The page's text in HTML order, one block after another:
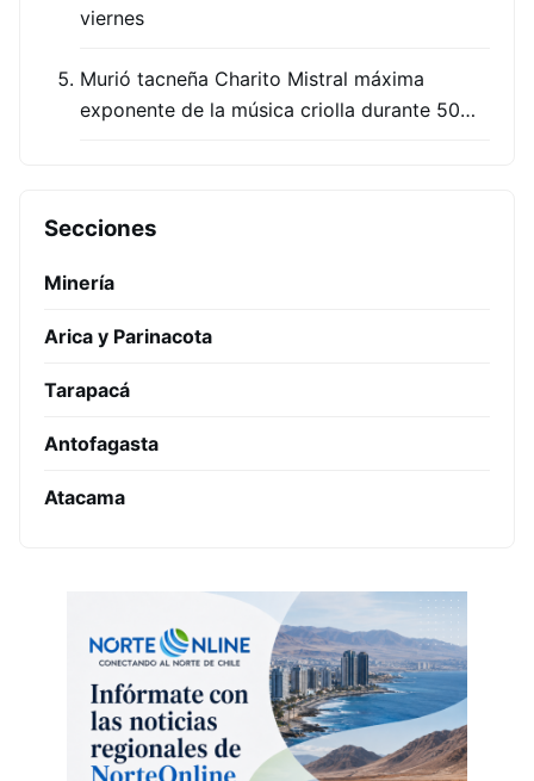
viernes
Murió tacneña Charito Mistral máxima
exponente de la música criolla durante 50…
Secciones
Minería
Arica y Parinacota
Tarapacá
Antofagasta
Atacama